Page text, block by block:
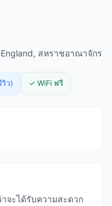
สหราชอาณาจักร
ว) ✓ WiFi ฟรี
จะได้รับความสะดวก